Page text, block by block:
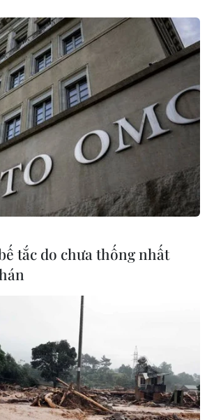
TẤN XÃ VIỆT NAM
TIẾN DUẨN
THỊ TÁM, KHÚC THANH
Quy định sử dụng
Hỗ trợ
TTXVN
Quảng cáo
BTTTT do Bộ Thông tin và Truyền thông
Thị Tám: 093.5958688, Email:
- (024) 39411348, Fax: (024)
tắc do chưa thống nhất